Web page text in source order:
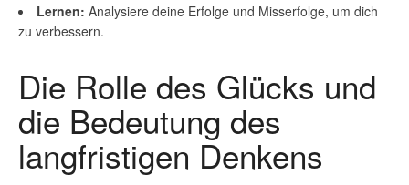
Lernen: Analysiere deine Erfolge und Misserfolge, um dich
zu verbessern.
Die Rolle des Glücks und
die Bedeutung des
langfristigen Denkens